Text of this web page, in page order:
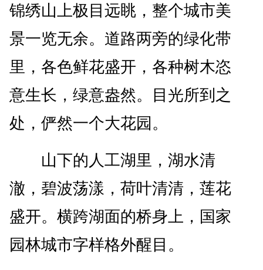
锦绣山上极目远眺，整个城市美
景一览无余。道路两旁的绿化带
里，各色鲜花盛开，各种树木恣
意生长，绿意盎然。目光所到之
处，俨然一个大花园。
山下的人工湖里，湖水清
澈，碧波荡漾，荷叶清清，莲花
盛开。横跨湖面的桥身上，国家
园林城市字样格外醒目。